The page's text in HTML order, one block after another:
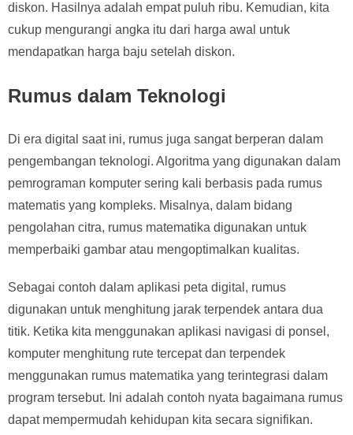
diskon. Hasilnya adalah empat puluh ribu. Kemudian, kita
cukup mengurangi angka itu dari harga awal untuk
mendapatkan harga baju setelah diskon.
Rumus dalam Teknologi
Di era digital saat ini, rumus juga sangat berperan dalam
pengembangan teknologi. Algoritma yang digunakan dalam
pemrograman komputer sering kali berbasis pada rumus
matematis yang kompleks. Misalnya, dalam bidang
pengolahan citra, rumus matematika digunakan untuk
memperbaiki gambar atau mengoptimalkan kualitas.
Sebagai contoh dalam aplikasi peta digital, rumus
digunakan untuk menghitung jarak terpendek antara dua
titik. Ketika kita menggunakan aplikasi navigasi di ponsel,
komputer menghitung rute tercepat dan terpendek
menggunakan rumus matematika yang terintegrasi dalam
program tersebut. Ini adalah contoh nyata bagaimana rumus
dapat mempermudah kehidupan kita secara signifikan.